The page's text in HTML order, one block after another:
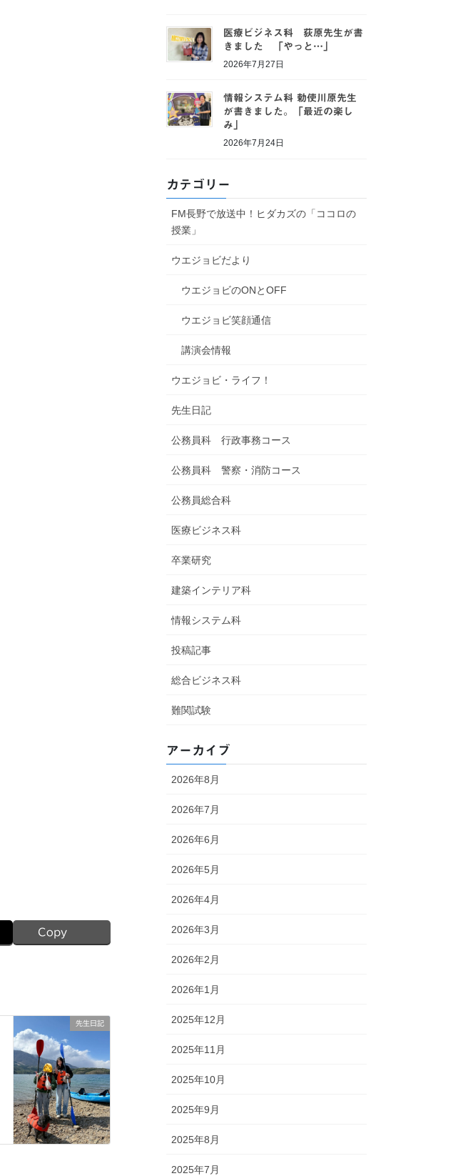
Copy
先生日記
医療ビジネス科 荻原先生が書
きました 「やっと…」
2026年7月27日
情報システム科 勅使川原先生
が書きました。「最近の楽し
み」
2026年7月24日
カテゴリー
FM長野で放送中！ヒダカズの「ココロの
授業」
ウエジョビだより
ウエジョビのONとOFF
ウエジョビ笑顔通信
講演会情報
ウエジョビ・ライフ！
先生日記
公務員科 行政事務コース
公務員科 警察・消防コース
公務員総合科
医療ビジネス科
卒業研究
建築インテリア科
情報システム科
投稿記事
総合ビジネス科
難関試験
アーカイブ
2026年8月
2026年7月
2026年6月
2026年5月
2026年4月
2026年3月
2026年2月
2026年1月
2025年12月
2025年11月
2025年10月
2025年9月
2025年8月
2025年7月